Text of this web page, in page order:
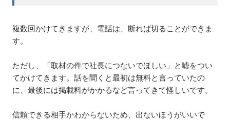
複数回かけてきますが、電話は、断れば切ることができま
す。
ただし、「取材の件で社長につないでほしい」と嘘をつい
てかけてきます。話を聞くと最初は無料と言っていたの
に、最後には掲載料がかかるなど言ってきて怪しいです。
信頼できる相手かわからないため、出ないほうがいいで